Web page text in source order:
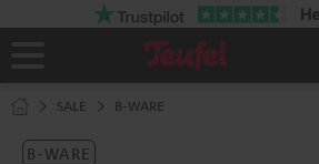
Startseite
SALE B-WARE
B-WARE